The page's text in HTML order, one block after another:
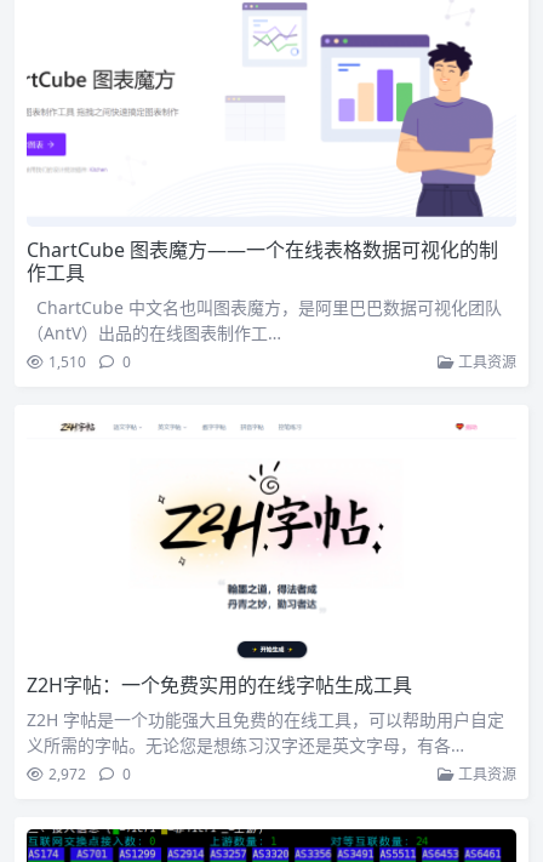
ChartCube 图表魔方——一个在线表格数据可视化的制
作工具
ChartCube 中文名也叫图表魔方，是阿里巴巴数据可视化团队
（AntV）出品的在线图表制作工…
1,510 0 工具资源
Z2H字帖：一个免费实用的在线字帖生成工具
Z2H 字帖是一个功能强大且免费的在线工具，可以帮助用户自定
义所需的字帖。无论您是想练习汉字还是英文字母，有各…
2,972 0 工具资源